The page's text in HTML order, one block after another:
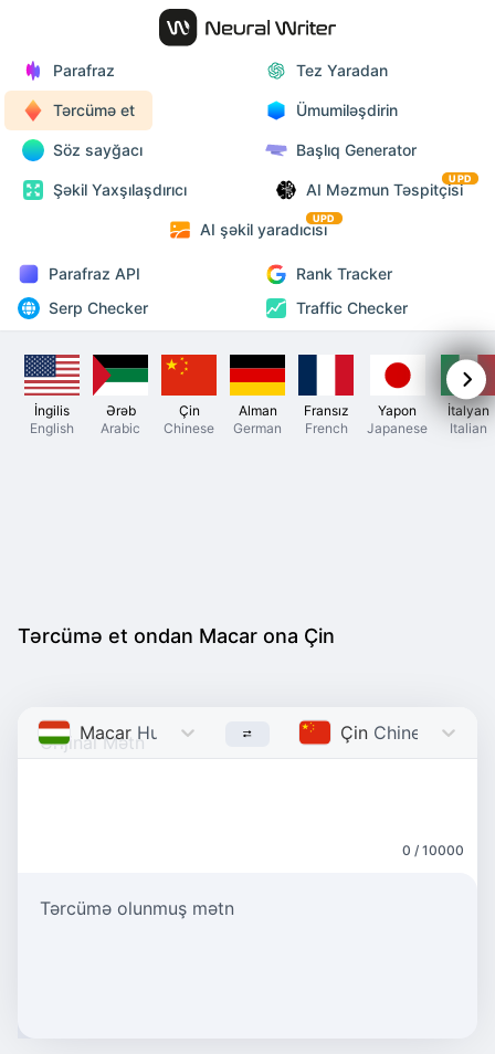
Parafraz Tez Yaradan
Tərcümə et Ümumiləşdirin
Söz sayğacı Başlıq Generator
Şəkil Yaxşılaşdırıcı AI Məzmun Təspitçisi
UPD
AI şəkil yaradıcısı
UPD
Parafraz API
Rank Tracker
Serp Checker
Traffic Checker
İngilis
English
Ərəb
Arabic
Çin
Chinese
Alman
German
Fransız
French
Yapon
Japanese
İtalyan
Italian
Tərcümə et ondan Macar ona Çin
Macar Hungarian Çin Chinese
0 / 10000
Tərcümə olunmuş mətn